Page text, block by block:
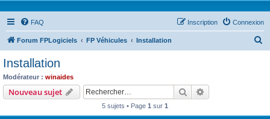
FAQ Connexion
Inscription
Forum FPLogiciels FP Véhicules Installation
Installation
Modérateur : winaides
Nouveau sujet Rechercher
5 sujets • Page 1 sur 1